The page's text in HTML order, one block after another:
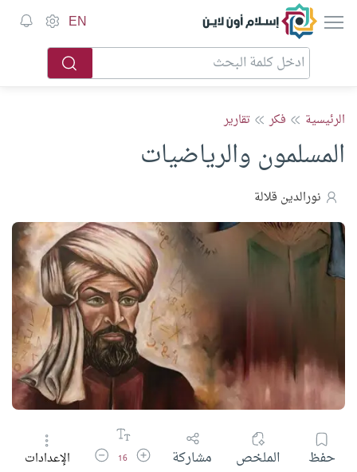
إسلام أون لاين EN
الرئيسية فكر تقارير
المسلمون والرياضيات
نورالدين قلالة
حفظ الملخص مشاركة زيادة حجم الخط
16 تقليل حجم الخط
الإعدادات